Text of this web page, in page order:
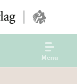
Menu